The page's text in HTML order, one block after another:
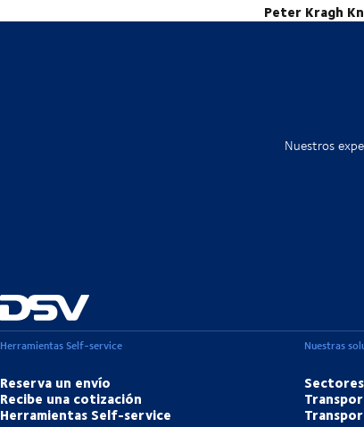
Peter Kragh Knudsen,
Nuestros
Herramientas Self-service
Reserva un envío
Recibe una cotización
Herramientas Self-service
Nuestras